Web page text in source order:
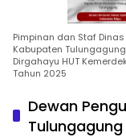
Pimpinan dan Staf
Kabupaten
Dirgahayu HUT
Tahun 2025
Dewan
Tulungagung